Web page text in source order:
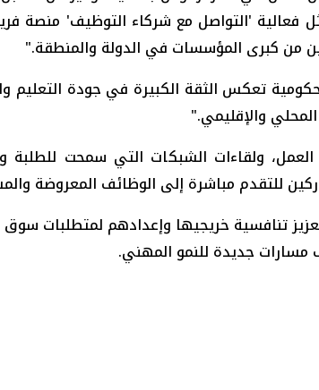
فعالية 'التواصل مع شركاء التوظيف' منصة
من كبرى المؤسسات في الدولة والمنطقة."
تعكس الثقة الكبيرة في جودة التعليم
والإقليمي."
ولقاءات الشبكات التي سمحت للطلبة
للتقدم مباشرة إلى الوظائف المعروضة
تنافسية خريجيها وإعدادهم لمتطلبات سوق
مسارات جديدة للنمو المهني.